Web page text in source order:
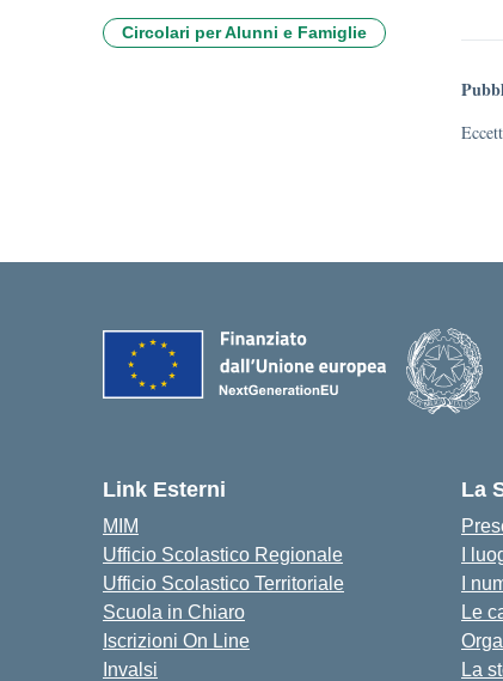
Circolari per Alunni e Famiglie
Link Esterni
MIM
Ufficio Scolastico Regionale
Ufficio Scolastico Territoriale
Scuola in Chiaro
Iscrizioni On Line
Invalsi
La
I
I
Le
La